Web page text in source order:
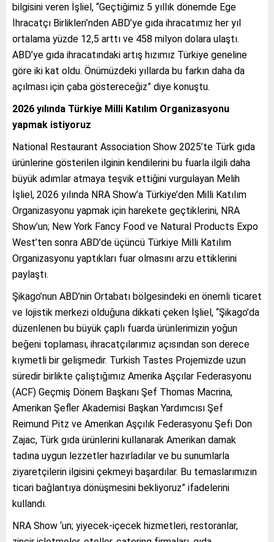
bilgisini veren İşliel, “Geçtiğimiz 5 yıllık dönemde Ege
İhracatçı Birlikleri’nden ABD’ye gıda ihracatımız her yıl
ortalama yüzde 12,5 arttı ve 458 milyon dolara ulaştı.
ABD’ye gıda ihracatındaki artış hızımız Türkiye geneline
göre iki kat oldu. Önümüzdeki yıllarda bu farkın daha da
açılması için çaba göstereceğiz” diye konuştu.
2026 yılında Türkiye Milli Katılım Organizasyonu
yapmak istiyoruz
National Restaurant Association Show 2025’te Türk gıda
ürünlerine gösterilen ilginin kendilerini bu fuarla ilgili daha
büyük adımlar atmaya teşvik ettiğini vurgulayan Melih
İşliel, 2026 yılında NRA Show’a Türkiye’den Milli Katılım
Organizasyonu yapmak için harekete geçtiklerini, NRA
Show’un; New York Fancy Food ve Natural Products Expo
West’ten sonra ABD’de üçüncü Türkiye Milli Katılım
Organizasyonu yaptıkları fuar olmasını arzu ettiklerini
paylaştı.
Şikago’nun ABD’nin Ortabatı bölgesindeki en önemli ticaret
ve lojistik merkezi olduğuna dikkati çeken İşliel, “Şikago’da
düzenlenen bu büyük çaplı fuarda ürünlerimizin yoğun
beğeni toplaması, ihracatçılarımız açısından son derece
kıymetli bir gelişmedir. Turkish Tastes Projemizde uzun
süredir birlikte çalıştığımız Amerika Aşçılar Federasyonu
(ACF) Geçmiş Dönem Başkanı Şef Thomas Macrina,
Amerikan Şefler Akademisi Başkan Yardımcısı Şef
Reimund Pitz ve Amerikan Aşçılık Federasyonu Şefi Don
Zajac, Türk gıda ürünlerini kullanarak Amerikan damak
tadına uygun lezzetler hazırladılar ve bu sunumlarla
ziyaretçilerin ilgisini çekmeyi başardılar. Bu temaslarımızın
ticari bağlantıya dönüşmesini bekliyoruz” ifadelerini
kullandı.
NRA Show ‘un; yiyecek-içecek hizmetleri, restoranlar,